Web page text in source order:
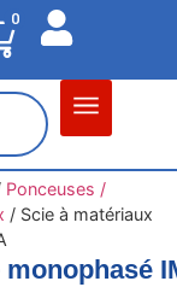
0
Ponceuses /
/ Scie à matériaux